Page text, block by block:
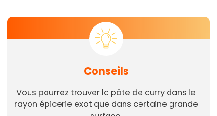
Conseils
Vous pourrez trouver la pâte de curry dans le
rayon épicerie exotique dans certaine grande